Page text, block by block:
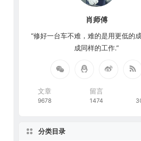
肖师傅
“修好一台车不难，难的是用更低的
成同样的工作.”
文章
9678
留言
1474
分类目录